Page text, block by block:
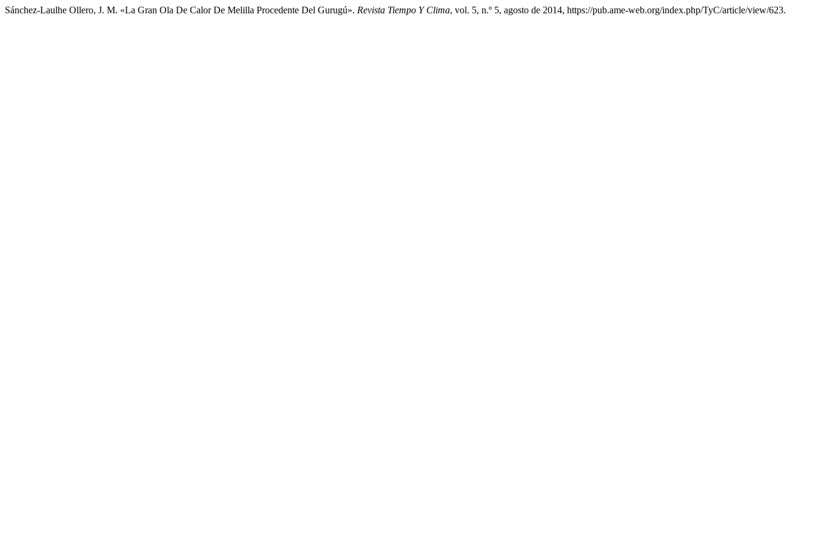
Sánchez-Laulhe Ollero, J. M. «La Gran Ola De Calor De Melilla Procedente Del Gurugú». Revista Tiempo Y Clima, vol. 5, n.º 5, agosto de 2014, https://pub.ame-web.org/index.php/TyC/article/view/623.